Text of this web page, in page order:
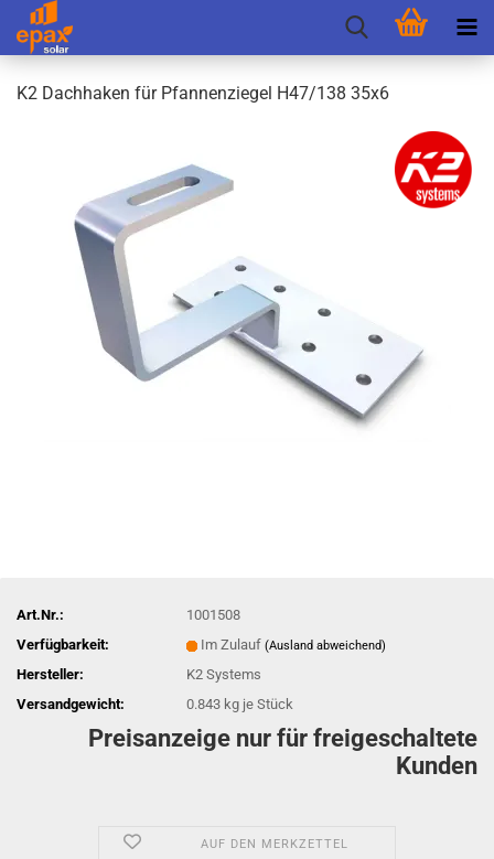
K2 Dach­ha­ken für Pfan­nen­zie­gel H47/138 35x6
Art.Nr.:
1001508
Verfügbarkeit:
Im Zulauf (Ausland abweichend)
Hersteller:
K2 Systems
Versandgewicht:
0.843 kg je Stück
Preisanzeige nur für freigeschaltete
Kunden
AUF DEN MERKZETTEL